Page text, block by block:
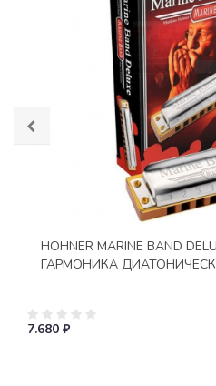
HOHNER MARINE BAND
ГАРМОНИКА
7.680 ₽